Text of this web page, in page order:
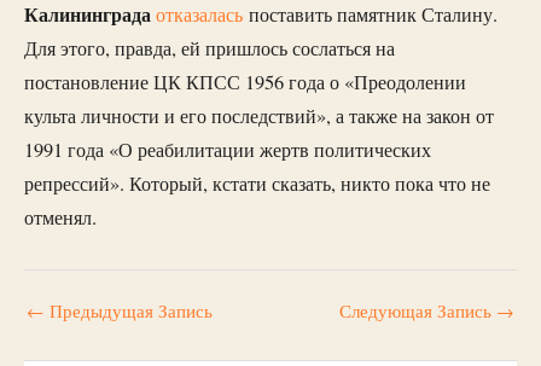
Калининградаотказалась поставить памятник Сталину.
Для этого, правда, ей пришлось сослаться на
постановление ЦК КПСС 1956 года о «Преодолении
культа личности и его последствий», а также на закон от
1991 года «О реабилитации жертв политических
репрессий». Который, кстати сказать, никто пока что не
отменял.
← Предыдущая Запись Следующая Запись →